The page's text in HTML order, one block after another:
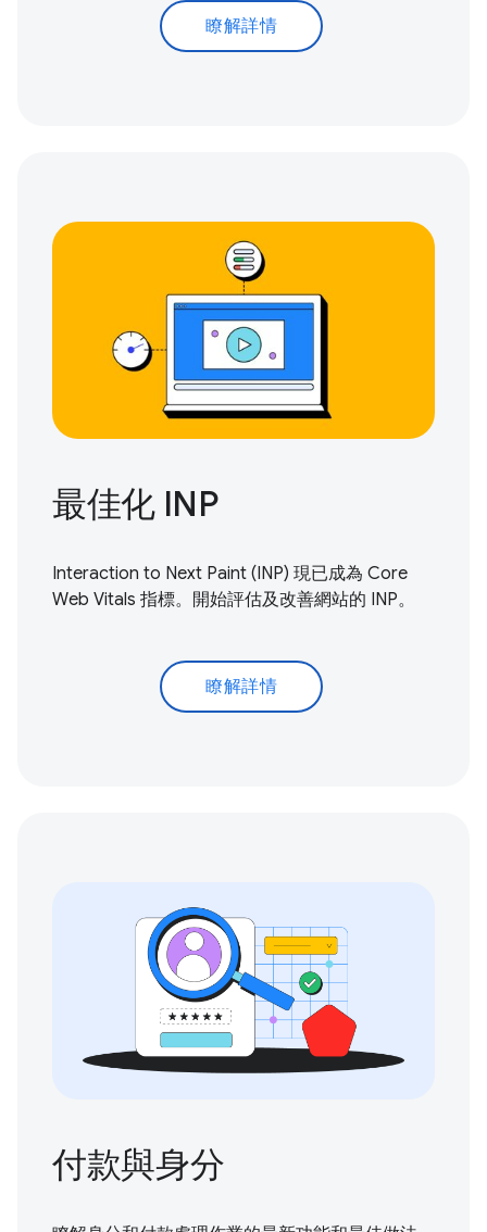
瞭解詳情
最佳化 INP
Interaction to Next Paint (INP) 現已成為 Core
Web Vitals 指標。 開始評估及改善網站的 INP。
瞭解詳情
付款與身分